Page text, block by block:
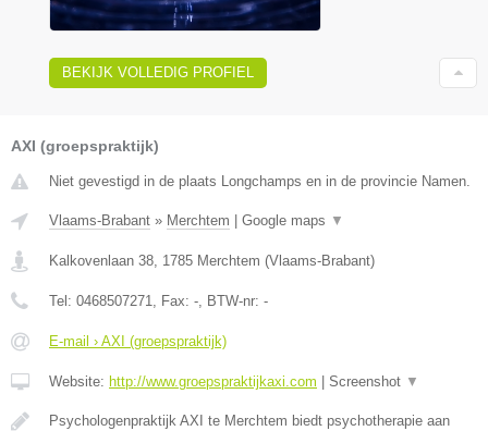
BEKIJK VOLLEDIG PROFIEL
AXI (groepspraktijk)
Niet gevestigd in de plaats Longchamps en in de provincie Namen.
Vlaams-Brabant » Merchtem Google maps ▼
Kalkovenlaan 38 1785 Merchtem (Vlaams-Brabant)
Tel: 0468507271 , Fax: - , BTW-nr: -
E-mail › AXI (groepspraktijk)
Website: http://www.groepspraktijkaxi.com Screenshot ▼
Psychologenpraktijk AXI te Merchtem biedt psychotherapie aan